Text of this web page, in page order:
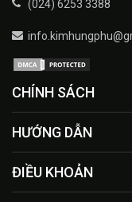
(024) 6253 3388
CHÍNH SÁCH
HƯỚNG DẪN
ĐIỀU KHOẢN